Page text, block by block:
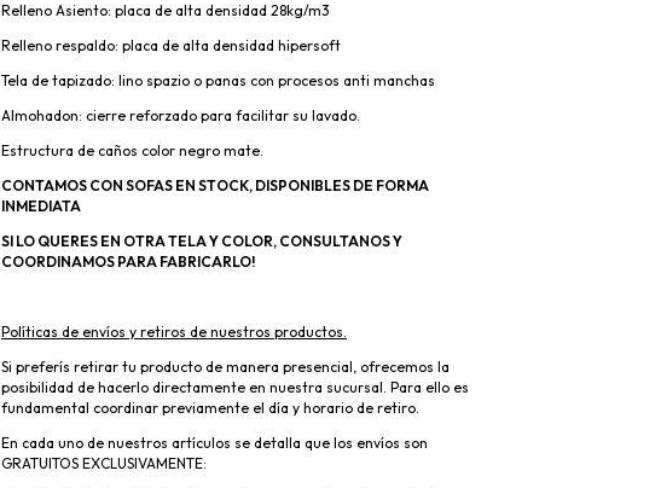
Relleno Asiento: placa de alta densidad 28kg/m3
Relleno respaldo: placa de alta densidad hipersoft
Tela de tapizado: lino spazio o panas con procesos anti manchas
Almohadon: cierre reforzado para facilitar su lavado.
Estructura de caños color negro mate.
CONTAMOS CON SOFAS EN STOCK, DISPONIBLES DE FORMA
INMEDIATA
SI LO QUERES EN OTRA TELA Y COLOR, CONSULTANOS Y
COORDINAMOS PARA FABRICARLO!
Políticas de envíos y retiros de nuestros productos.
Si preferís retirar tu producto de manera presencial, ofrecemos la
posibilidad de hacerlo directamente en nuestra sucursal. Para ello es
fundamental coordinar previamente el día y horario de retiro.
En cada uno de nuestros artículos se detalla que los envíos son
GRATUITOS EXCLUSIVAMENTE: